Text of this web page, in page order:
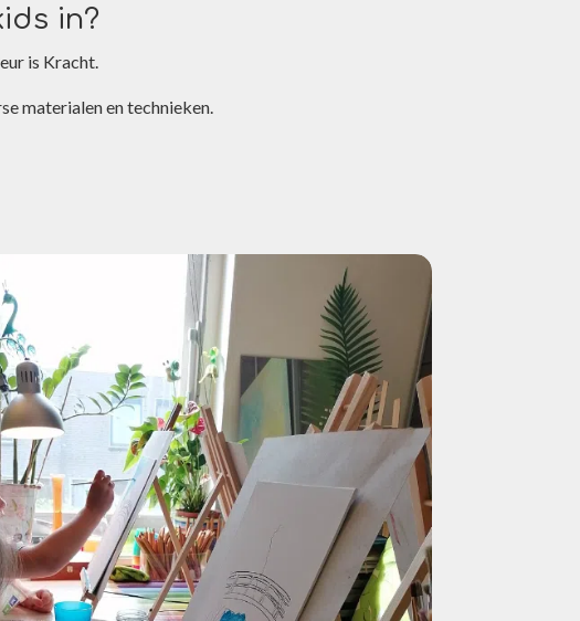
in?
is Kracht.
materialen en technieken.